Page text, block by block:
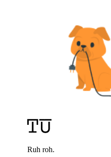
Ruh roh.